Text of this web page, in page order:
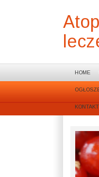
HOME
KONTAKT